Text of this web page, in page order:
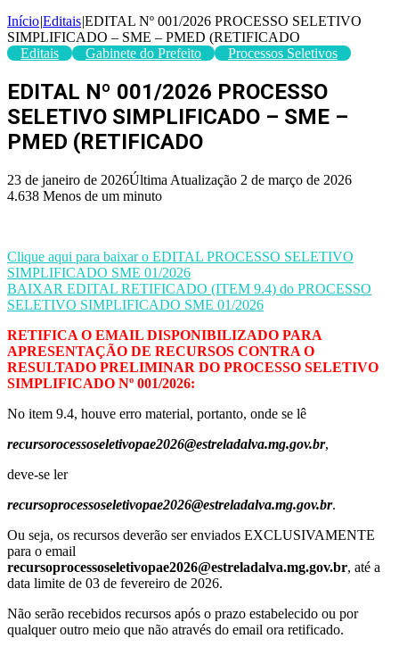
Início|Editais|EDITAL Nº 001/2026 PROCESSO SELETIVO
SIMPLIFICADO – SME – PMED (RETIFICADO
Editais
Gabinete do Prefeito Processos Seletivos
EDITAL Nº 001/2026 PROCESSO
SELETIVO SIMPLIFICADO – SME –
PMED (RETIFICADO
23 de janeiro de 2026Última Atualização 2 de março de 2026
4.638 Menos de um minuto
Clique aqui para baixar o EDITAL PROCESSO SELETIVO
SIMPLIFICADO SME 01/2026
BAIXAR EDITAL RETIFICADO (ITEM 9.4) do PROCESSO
SELETIVO SIMPLIFICADO SME 01/2026
RETIFICA O EMAIL DISPONIBILIZADO PARA
APRESENTAÇÃO DE RECURSOS CONTRA O
RESULTADO PRELIMINAR DO PROCESSO SELETIVO
SIMPLIFICADO Nº 001/2026:
No item 9.4, houve erro material, portanto, onde se lê
recursorocessoseletivopae2026@estreladalva.mg.gov.br,
deve-se ler
recursoprocessoseletivopae2026@estreladalva.mg.gov.br.
Ou seja, os recursos deverão ser enviados EXCLUSIVAMENTE
para o email
recursoprocessoseletivopae2026@estreladalva.mg.gov.br, até a
data limite de 03 de fevereiro de 2026.
Não serão recebidos recursos após o prazo estabelecido ou por
qualquer outro meio que não através do email ora retificado.